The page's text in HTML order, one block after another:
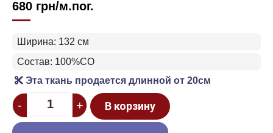
680 грн/м.пог.
Ширина: 132 см
Состав: 100%CO
Эта ткань продается длинной от 20см
Quantity
- + В корзину